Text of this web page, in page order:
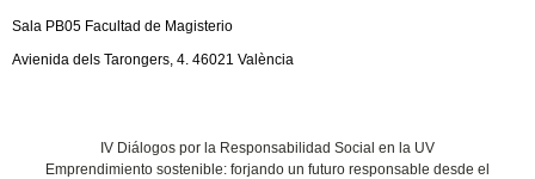
Sala PB05 Facultad de Magisterio
Avienida dels Tarongers, 4. 46021 València
IV Diálogos por la Responsabilidad Social en la UV
Emprendimiento sostenible: forjando un futuro responsable desde el